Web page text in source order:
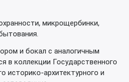
микрощербинки,
и бокал с аналогичным
в коллекции Государственного
историко-архитектурного и